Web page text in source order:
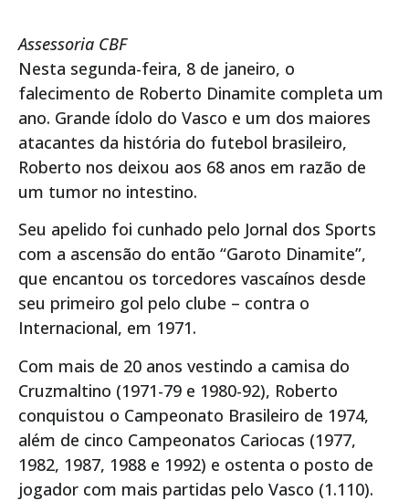
Assessoria CBF
Nesta segunda-feira, 8 de janeiro, o
falecimento de Roberto Dinamite completa um
ano. Grande ídolo do Vasco e um dos maiores
atacantes da história do futebol brasileiro,
Roberto nos deixou aos 68 anos em razão de
um tumor no intestino.
Seu apelido foi cunhado pelo Jornal dos Sports
com a ascensão do então “Garoto Dinamite”,
que encantou os torcedores vascaínos desde
seu primeiro gol pelo clube – contra o
Internacional, em 1971.
Com mais de 20 anos vestindo a camisa do
Cruzmaltino (1971-79 e 1980-92), Roberto
conquistou o Campeonato Brasileiro de 1974,
além de cinco Campeonatos Cariocas (1977,
1982, 1987, 1988 e 1992) e ostenta o posto de
jogador com mais partidas pelo Vasco (1.110).